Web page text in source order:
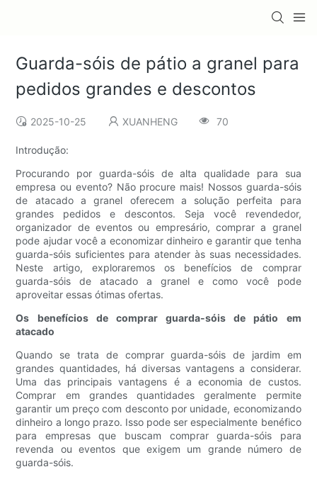
Guarda-sóis de pátio a granel para
pedidos grandes e descontos
2025-10-25 XUANHENG 70
Introdução:
Procurando por guarda-sóis de alta qualidade para sua
empresa ou evento? Não procure mais! Nossos guarda-sóis
de atacado a granel oferecem a solução perfeita para
grandes pedidos e descontos. Seja você revendedor,
organizador de eventos ou empresário, comprar a granel
pode ajudar você a economizar dinheiro e garantir que tenha
guarda-sóis suficientes para atender às suas necessidades.
Neste artigo, exploraremos os benefícios de comprar
guarda-sóis de atacado a granel e como você pode
aproveitar essas ótimas ofertas.
Os benefícios de comprar guarda-sóis de pátio em
atacado
Quando se trata de comprar guarda-sóis de jardim em
grandes quantidades, há diversas vantagens a considerar.
Uma das principais vantagens é a economia de custos.
Comprar em grandes quantidades geralmente permite
garantir um preço com desconto por unidade, economizando
dinheiro a longo prazo. Isso pode ser especialmente benéfico
para empresas que buscam comprar guarda-sóis para
revenda ou eventos que exigem um grande número de
guarda-sóis.